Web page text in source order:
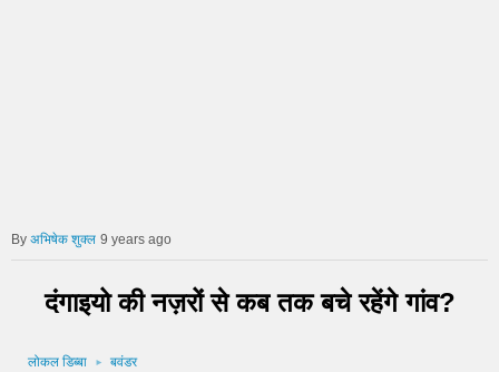
अभिषेक शुक्ल 9 years ago
दंगाइयो की नज़रों से कब तक बचे रहेंगे गांव?
लोकल डिब्बा बवंडर